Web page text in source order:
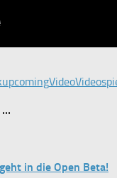
upcomingVideo
…
in die Open Beta!